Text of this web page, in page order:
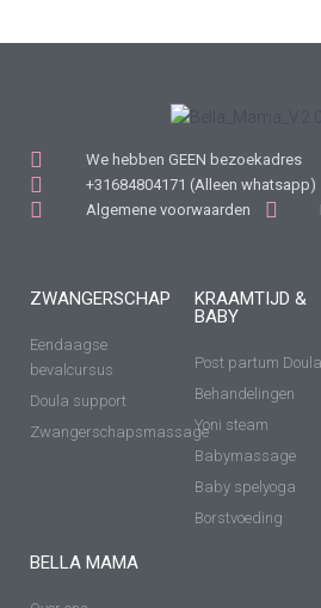
We hebben GEEN bezoekadres
+31684804171 (Alleen whatsapp)
Algemene voorwaarden
ZWANGERSCHAP
Eendaagse
bevalcursus
Doula support
Zwangerschapsmassage
KRAAMTIJD &
BABY
Post partum Doula
Behandelingen
Yoni steam
Babymassage
Baby spelyoga
Borstvoeding
BELLA MAMA